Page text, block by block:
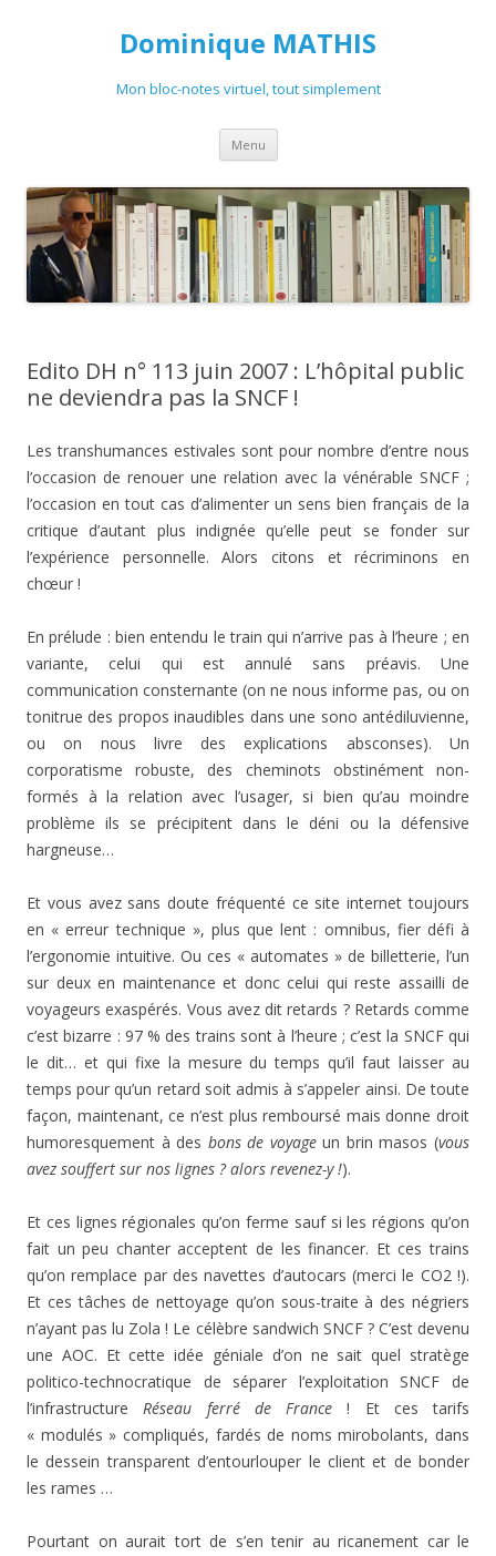
Dominique MATHIS
Mon bloc-notes virtuel, tout simplement
Menu Aller
contenu
Edito DH n° 113 juin 2007 : L’hôpital public
ne deviendra pas la SNCF !
Les transhumances estivales sont pour nombre d’entre nous
l’occasion de renouer une relation avec la vénérable SNCF ;
l’occasion en tout cas d’alimenter un sens bien français de la
critique d’autant plus indignée qu’elle peut se fonder sur
l’expérience personnelle. Alors citons et récriminons en
chœur !
En prélude : bien entendu le train qui n’arrive pas à l’heure ; en
variante, celui qui est annulé sans préavis. Une
communication consternante (on ne nous informe pas, ou on
tonitrue des propos inaudibles dans une sono antédiluvienne,
ou on nous livre des explications absconses). Un
corporatisme robuste, des cheminots obstinément non-
formés à la relation avec l’usager, si bien qu’au moindre
problème ils se précipitent dans le déni ou la défensive
hargneuse…
Et vous avez sans doute fréquenté ce site internet toujours
en « erreur technique », plus que lent : omnibus, fier défi à
l’ergonomie intuitive. Ou ces « automates » de billetterie, l’un
sur deux en maintenance et donc celui qui reste assailli de
voyageurs exaspérés. Vous avez dit retards ? Retards comme
c’est bizarre : 97 % des trains sont à l’heure ; c’est la SNCF qui
le dit… et qui fixe la mesure du temps qu’il faut laisser au
temps pour qu’un retard soit admis à s’appeler ainsi. De toute
façon, maintenant, ce n’est plus remboursé mais donne droit
humoresquement à des bons de voyageun brin masos (vous
avez souffert sur nos lignes ? alors revenez-y !).
Et ces lignes régionales qu’on ferme sauf si les régions qu’on
fait un peu chanter acceptent de les financer. Et ces trains
qu’on remplace par des navettes d’autocars (merci le CO2 !).
Et ces tâches de nettoyage qu’on sous-traite à des négriers
n’ayant pas lu Zola ! Le célèbre sandwich SNCF ? C’est devenu
une AOC. Et cette idée géniale d’on ne sait quel stratège
politico-technocratique de séparer l’exploitation SNCF de
l’infrastructureRéseau ferré de France ! Et ces tarifs
« modulés » compliqués, fardés de noms mirobolants, dans
le dessein transparent d’entourlouper le client et de bonder
les rames …
Pourtant on aurait tort de s’en tenir au ricanement car le